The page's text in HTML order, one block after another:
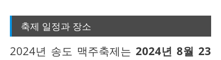
축제 일정과 장소
2024년 송도 맥주축제는 2024년 8월 23